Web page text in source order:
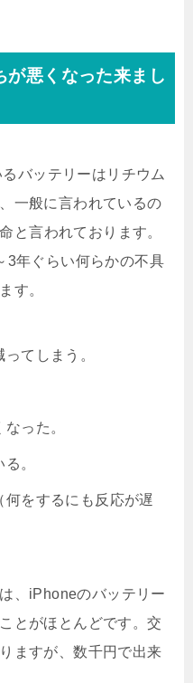
が悪くなった来まし
バッテリーはリチウム
一般に言われているの
と言われております。
3年ぐらい何らかの不具
す。
てしまう。
った。
。
をするにも反応が遅
、iPhoneのバッテリー
とがほとんどです。交
ますが、数千円で出来